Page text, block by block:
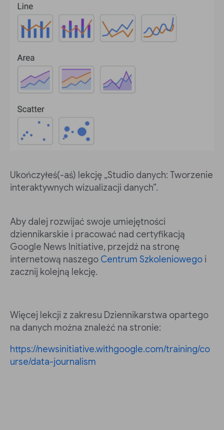
Ukończyłeś(-aś) lekcję „Studio danych: Tworzenie
interaktywnych wizualizacji danych”.
Aby dalej rozwijać swoje umiejętności
dziennikarskie i pracować nad certyfikacją
Google News Initiative, przejdź na stronę
internetową naszego Centrum Szkoleniowego i
zacznij kolejną lekcję.
Więcej lekcji z zakresu Dziennikarstwa opartego
na danych można znaleźć na stronie:
https://newsinitiative.withgoogle.com/training/co
urse/data-journalism